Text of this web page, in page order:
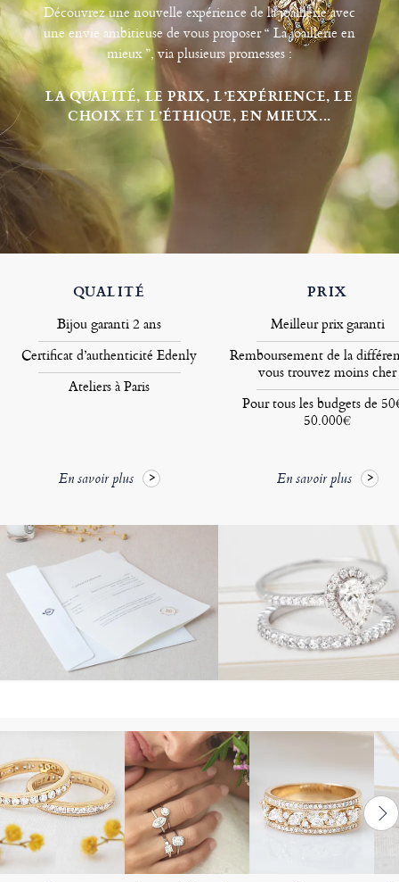
Découvrez une nouvelle expérience de la joaillerie avec
une envie ambitieuse de vous proposer “ La joaillerie en
mieux ”, via plusieurs promesses :
LA QUALITÉ, LE PRIX, L’EXPÉRIENCE, LE
CHOIX ET L’ÉTHIQUE, EN MIEUX...
QUALITÉ
Bijou garanti 2 ans
Certificat d’authenticité Edenly
Ateliers à Paris
En savoir plus
PRIX
Meilleur prix garanti
Remboursement de la
vous trouvez moins cher
Pour tous les budgets de
50.000€
En savoir plus